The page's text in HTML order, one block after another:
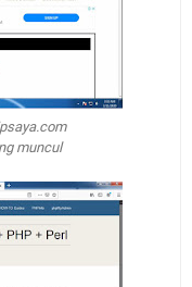
muncul